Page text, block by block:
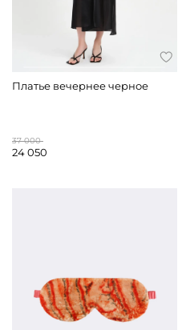
Платье вечернее черное
37 000
24 050